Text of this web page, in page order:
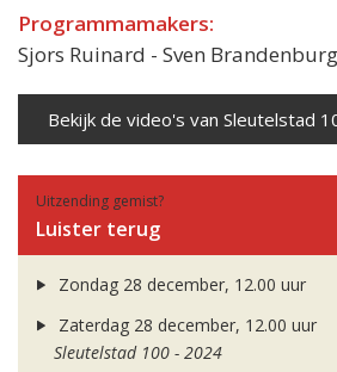
Programmamakers:
Sjors Ruinard - Sven
Bekijk de video's van Sleutelstad
Uitzending gemist?
Luister terug
Zondag 28 december, 12.00 uur
Zaterdag 28 december, 12.00 uur
Sleutelstad 100 - 2024